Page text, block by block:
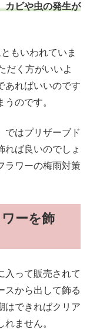
カビや虫の発生が
もいわれていま
だく方がいいよ
あればいいのです
のです。
ではプリザーブド
れば良いのでしょ
ラワーの梅雨対策
ーを飾
入って販売されて
スから出して飾る
はできればクリア
ません。